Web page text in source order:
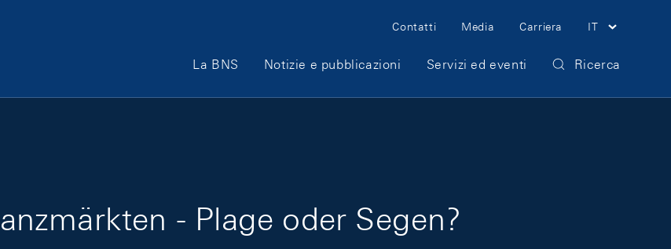
Meta Navigation
Contatti Media Carriera IT
Main Navigation
La BNS Notizie e pubblicazioni Servizi ed eventi Ricerca
- Plage oder Segen?